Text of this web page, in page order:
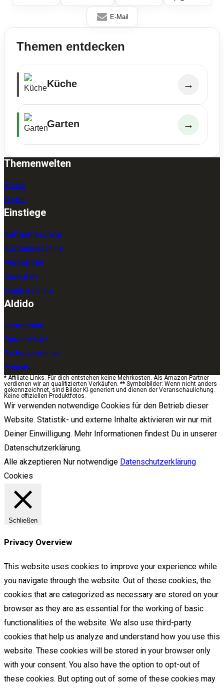
E-Mail
Themen entdecken
Küche →
Garten →
Themenwelten
Küche
Garten
Einstiege
Kaffeemaschine
Küchenmaschine
Mähroboter
Backofen
Spülmaschine
Aldido
Impressum
Datenschutz
So bewerten wir
Kontakt
* Affiliate-Links. Für dich entstehen keine Mehrkosten. Als Amazon-Partner
verdienen wir an qualifizierten Verkäufen. ** Symbolbilder: Wenn nicht anders
gekennzeichnet, sind Bilder KI-generiert und dienen der Veranschaulichung.
Keine offiziellen Produktfotos.
Wir verwenden notwendige Cookies für den Betrieb dieser
Website. Statistik- und externe Inhalte aktivieren wir nur mit
Deiner Einwilligung. Mehr Informationen findest Du in unserer
Datenschutzerklärung.
Alle akzeptieren Nur notwendige Datenschutzerklärung
Cookies
Schließen
Privacy Overview
This website uses cookies to improve your experience while
you navigate through the website. Out of these cookies, the
cookies that are categorized as necessary are stored on your
browser as they are as essential for the working of basic
functionalities of the website. We also use third-party
cookies that help us analyze and understand how you use this
website. These cookies will be stored in your browser only
with your consent. You also have the option to opt-out of
these cookies. But opting out of some of these cookies may